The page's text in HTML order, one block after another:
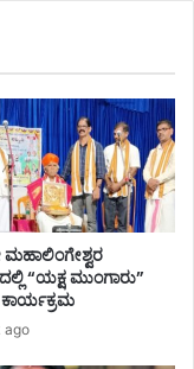
ಮಹಾಲಿಂಗೇಶ್ವರ
“ಯಕ್ಷ ಮುಂಗಾರು”
ago